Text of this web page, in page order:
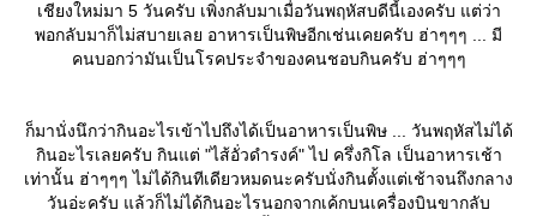
เชียงใหม่มา 5 วันครับ เพิ่งกลับมาเมื่อวันพฤหัสบดีนี้เองครับ แต่ว่า
พอกลับมาก็ไม่สบายเลย อาหารเป็นพิษอีกเช่นเคยครับ ฮ่าๆๆๆ ... มี
คนบอกว่ามันเป็นโรคประจำของคนชอบกินครับ ฮ่าๆๆๆ
ก็มานั่งนึกว่ากินอะไรเข้าไปถึงได้เป็นอาหารเป็นพิษ ... วันพฤหัสไม่ได้
กินอะไรเลยครับ กินแต่ "ไส้อั่วดำรงค์" ไป ครึ่งกิโล เป็นอาหารเช้า
เท่านั้น ฮ่าๆๆๆ ไม่ได้กินทีเดียวหมดนะครับนั่งกินตั้งแต่เช้าจนถึงกลาง
วันอ่ะครับ แล้วก็ไม่ได้กินอะไรนอกจากเค้กบนเครื่องบินขากลับ